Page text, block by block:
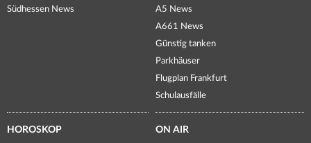
Südhessen News
A5 News
A661 News
Günstig tanken
Parkhäuser
Flugplan Frankfurt
Schulausfälle
HOROSKOP ON AIR